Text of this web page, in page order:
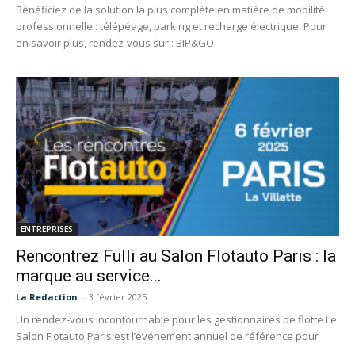
Bénéficiez de la solution la plus complète en matière de mobilité
professionnelle : télépéage, parking et recharge électrique. Pour
en savoir plus, rendez-vous sur : BIP&GO
ENTREPRISES
Rencontrez Fulli au Salon Flotauto Paris : la
marque au service...
La Redaction - 3 février 2025
Un rendez-vous incontournable pour les gestionnaires de flotte Le
Salon Flotauto Paris est l’événement annuel de référence pour